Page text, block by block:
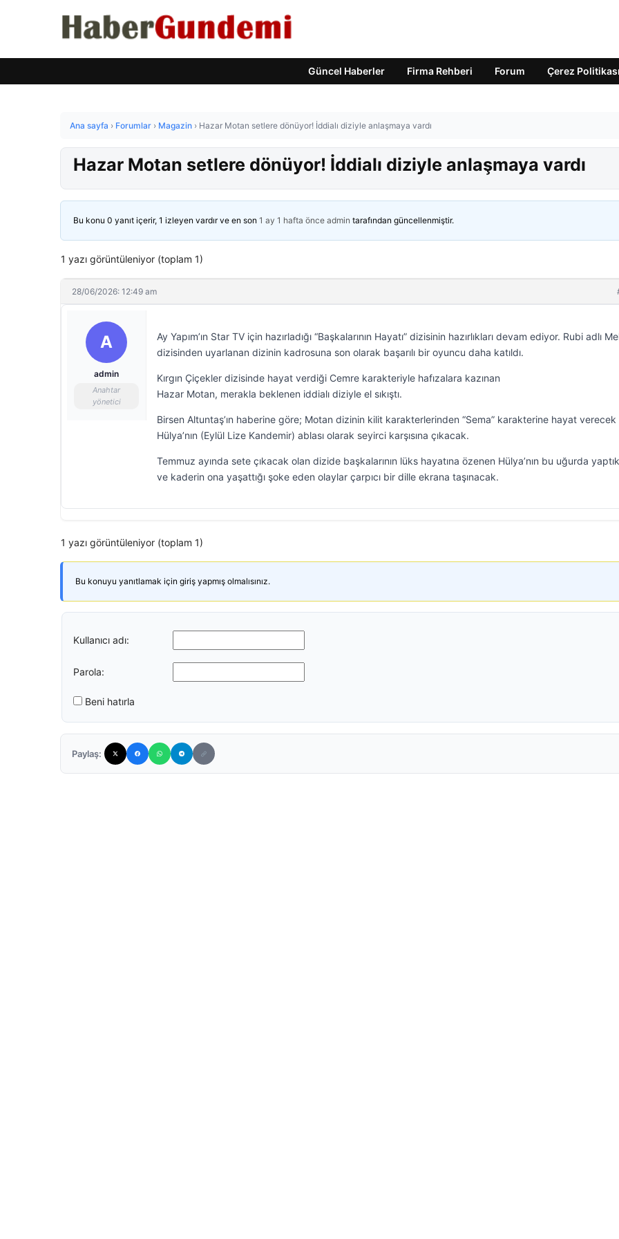
Güncel Haberler Firma Rehberi Forum Çerez Politikası
Ana sayfa › Forumlar › Magazin › Hazar Motan setlere dönüyor! İddialı diziyle anlaşmaya vardı
Hazar Motan setlere dönüyor! İddialı diziyle anlaşmaya vardı
Bu konu 0 yanıt içerir, 1 izleyen vardır ve en son 1 ay 1 hafta önce admin tarafından güncellenmiştir.
1 yazı görüntüleniyor (toplam 1)
28/06/2026: 12:49 am
A
admin
Anahtar
yönetici
Ay Yapım’ın Star TV için hazırladığı “Başkalarının Hayatı” dizisinin hazırlıkları devam ediyor. Rubi adlı
dizisinden uyarlanan dizinin kadrosuna son olarak başarılı bir oyuncu daha katıldı.
Kırgın Çiçekler dizisinde hayat verdiği Cemre karakteriyle hafızalara kazınan
Hazar Motan, merakla beklenen iddialı diziyle el sıkıştı.
Birsen Altuntaş’ın haberine göre; Motan dizinin kilit karakterlerinden “Sema” karakterine hayat verecek
Hülya’nın (Eylül Lize Kandemir) ablası olarak seyirci karşısına çıkacak.
Temmuz ayında sete çıkacak olan dizide başkalarının lüks hayatına özenen Hülya’nın bu uğurda
ve kaderin ona yaşattığı şoke eden olaylar çarpıcı bir dille ekrana taşınacak.
1 yazı görüntüleniyor (toplam 1)
Bu konuyu yanıtlamak için giriş yapmış olmalısınız.
Kullanıcı adı:
Parola:
Beni hatırla
Paylaş: